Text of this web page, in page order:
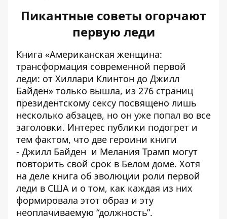
Пикантные советы огорчают
первую леди
Книга «Американская женщина:
трансформация современной первой
леди: от Хиллари Клинтон до Джилл
Байден» только вышла, из 276 страниц
президентскому сексу посвящено лишь
несколько абзацев, но он уже попал во все
заголовки. Интерес публики подогрет и
тем фактом, что две героини книги
- Джилл Байден и Мелания Трамп могут
повторить свой срок в Белом доме. Хотя
на деле книга об эволюции роли первой
леди в США и о том, как каждая из них
формировала этот образ и эту
неоплачиваемую “должность”.